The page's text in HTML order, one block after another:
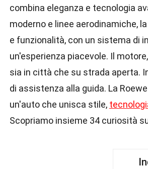
combina eleganza e tecnologia
moderno e linee aerodinamiche,
e funzionalità, con un sistema di
un'esperienza piacevole. Il
sia in città che su strada aperta.
di assistenza alla guida. La
un'auto che unisca stile,
Scopriamo insieme 34 curiosità